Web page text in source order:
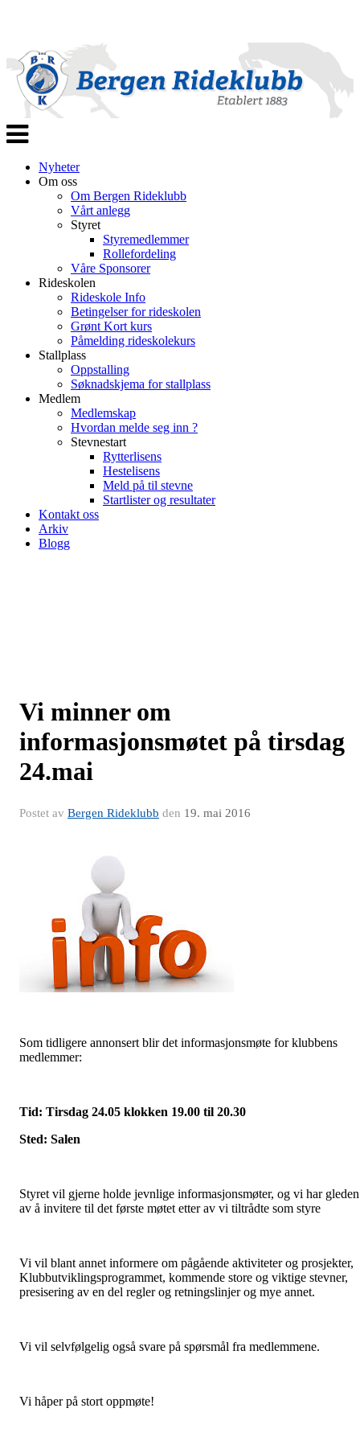
Veksle
navigasjon
Nyheter
Om oss
Om Bergen Rideklubb
Vårt anlegg
Styret
Styremedlemmer
Rollefordeling
Våre Sponsorer
Rideskolen
Rideskole Info
Betingelser for rideskolen
Grønt Kort kurs
Påmelding rideskolekurs
Stallplass
Oppstalling
Søknadskjema for stallplass
Medlem
Medlemskap
Hvordan melde seg inn ?
Stevnestart
Rytterlisens
Hestelisens
Meld på til stevne
Startlister og resultater
Kontakt oss
Arkiv
Blogg
Vi minner om
informasjonsmøtet på tirsdag
24.mai
Postet av Bergen Rideklubb den 19. mai 2016
Som tidligere annonsert blir det informasjonsmøte for klubbens
medlemmer:
Tid: Tirsdag 24.05 klokken 19.00 til 20.30
Sted: Salen
Styret vil gjerne holde jevnlige informasjonsmøter, og vi har gleden
av å invitere til det første møtet etter av vi tiltrådte som styre
Vi vil blant annet informere om pågående aktiviteter og prosjekter,
Klubbutviklingsprogrammet, kommende store og viktige stevner,
presisering av en del regler og retningslinjer og mye annet.
Vi vil selvfølgelig også svare på spørsmål fra medlemmene.
Vi håper på stort oppmøte!